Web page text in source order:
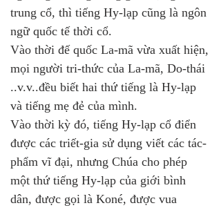
trung cổ, thì tiếng Hy-lạp cũng là ngôn
ngữ quốc tế thời cổ.
Vào thời đế quốc La-mã vừa xuất hiện,
mọi người tri-thức của La-mã, Do-thái
..v.v..đều biết hai thứ tiếng là Hy-lạp
và tiếng mẹ đẻ của mình.
Vào thời kỳ đó, tiếng Hy-lạp cổ điển
được các triết-gia sử dụng viết các tác-
phẩm vĩ đại, nhưng Chúa cho phép
một thứ tiếng Hy-lạp của giới bình
dân, được gọi là Koné, được vua